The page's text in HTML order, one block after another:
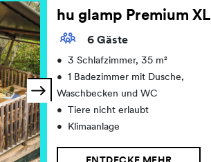
hu glamp Premium XL
6 Gäste
• 3 Schlafzimmer, 35 m²
• 1 Badezimmer mit Dusche,
Waschbecken und WC
•
Tiere nicht erlaubt
•
Klimaanlage